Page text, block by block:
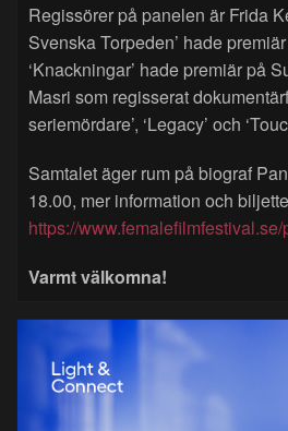
Regissörer på panelen är Frida
Svenska Torpeden’ hade
‘Knackningar’ hade premiär på
Masri som regisserat
seriemördare’, ‘Legacy’ och
Samtalet äger rum på biograf
18.00, mer information och
https://
Varmt välkomna!